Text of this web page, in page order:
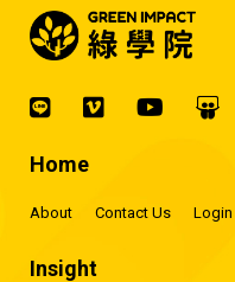
Home
About Contact Us Login
Insight